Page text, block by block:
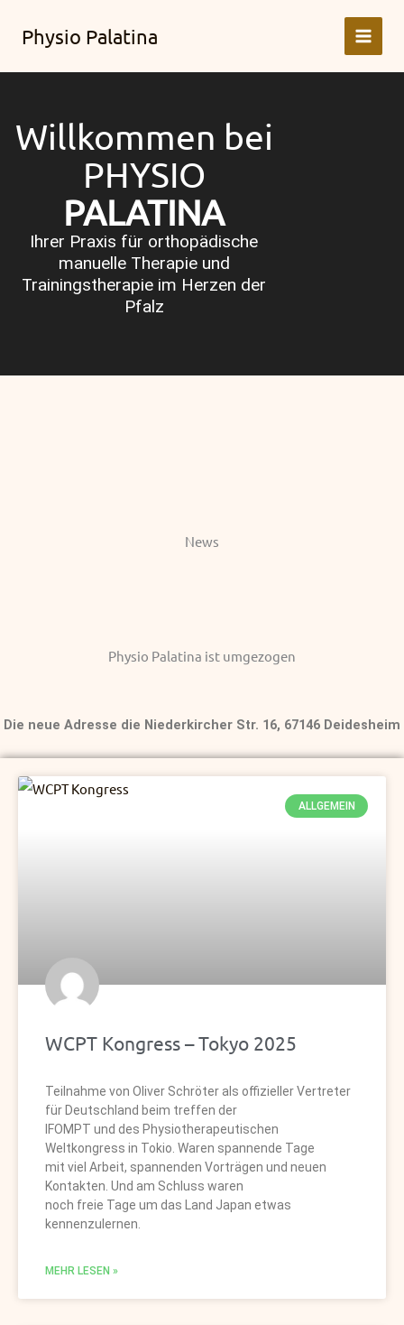
InhaltPhysio Palatina
Willkommen bei
PHYSIO
PALATINA
Ihrer Praxis für orthopädische
manuelle Therapie und
Trainingstherapie im Herzen der
Pfalz
News
Physio Palatina ist umgezogen
Die neue Adresse die Niederkircher Str. 16, 67146 Deidesheim
ALLGEMEIN
WCPT Kongress – Tokyo 2025
Teilnahme von Oliver Schröter als offizieller Vertreter
für Deutschland beim treffen der
IFOMPT und des Physiotherapeutischen
Weltkongress in Tokio. Waren spannende Tage
mit viel Arbeit, spannenden Vorträgen und neuen
Kontakten. Und am Schluss waren
noch freie Tage um das Land Japan etwas
kennenzulernen.
MEHR LESEN »